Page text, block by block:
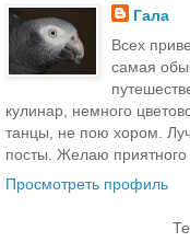
Гала
Всех
самая
кулинар, немного
танцы, не пою хором.
посты. Желаю
Просмотреть профиль